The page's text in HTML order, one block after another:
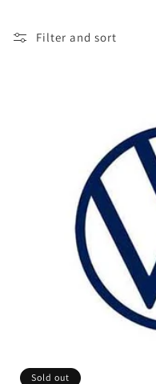
c
Filter and sort
Sold out